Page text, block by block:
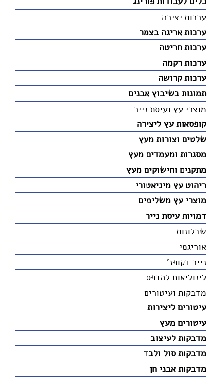
ערכות יצירה
ערכות אריגה בצמר
ערכות חריטה
ערכות רקמה
ערכות קרושה
תמונות בשיבוץ אבנים
מוצרי עץ ועיסת נייר
קופסאות עץ ליצירה
שלטים וצורות מעץ
מסגרות ומעמדים מעץ
מתקנים וחישוקים מעץ
ריהוט עץ מיניאטורי
מוצרי עץ משלימים
דמויות עיסת נייר
שבלונות
אוריגמי
נייר דקופז'
לינוליאום להדפס
מדבקות ועיטורים
עיטורים ליצירות
עיטורים מעץ
מדבקות לעיצוב
מדבקות סול ולבד
מדבקות אבני חן